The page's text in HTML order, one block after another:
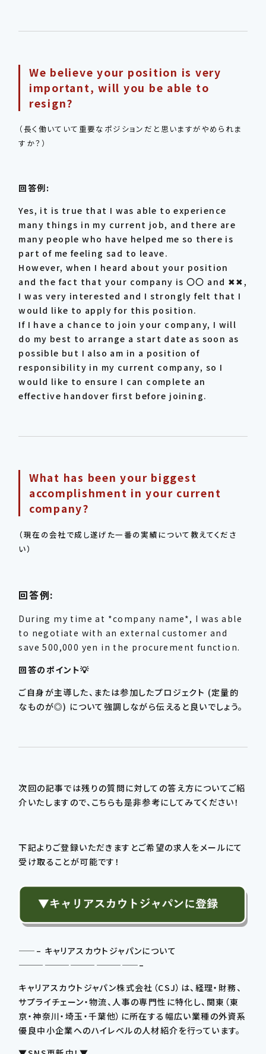
We believe your position is very
important, will you be able to
resign?
（長く働いていて重要なポジションだと思いますがやめられま
すか？）
回答例:
Yes, it is true that I was able to experience
many things in my current job, and there are
many people who have helped me so there is
part of me feeling sad to leave.
However, when I heard about your position
and the fact that your company is 〇〇 and ✖✖,
I was very interested and I strongly felt that I
would like to apply for this position.
If I have a chance to join your company, I will
do my best to arrange a start date as soon as
possible but I also am in a position of
responsibility in my current company, so I
would like to ensure I can complete an
effective handover first before joining.
What has been your biggest
accomplishment in your current
company?
（現在の会社で成し遂げた一番の実績について教えてくださ
い）
回答例:
During my time at *company name*, I was able
to negotiate with an external customer and
save 500,000 yen in the procurement function.
回答のポイント💡
ご自身が主導した、または参加したプロジェクト (定量的
なものが◎) について強調しながら伝えると良いでしょう。
次回の記事では残りの質問に対しての答え方についてご紹
介いたしますので、こちらも是非参考にしてみてください！
下記よりご登録いただきますとご希望の求人をメールにて
受け取ることが可能です！
——– キャリアスカウトジャパンについて
——————————————–
キャリアスカウトジャパン株式会社（CSJ）は、経理・財務、
サプライチェーン・物流、人事の専門性に特化し、関東（東
京・神奈川・埼玉・千葉他）に所在する幅広い業種の外資系
優良中小企業へのハイレベルの人材紹介を行っています。